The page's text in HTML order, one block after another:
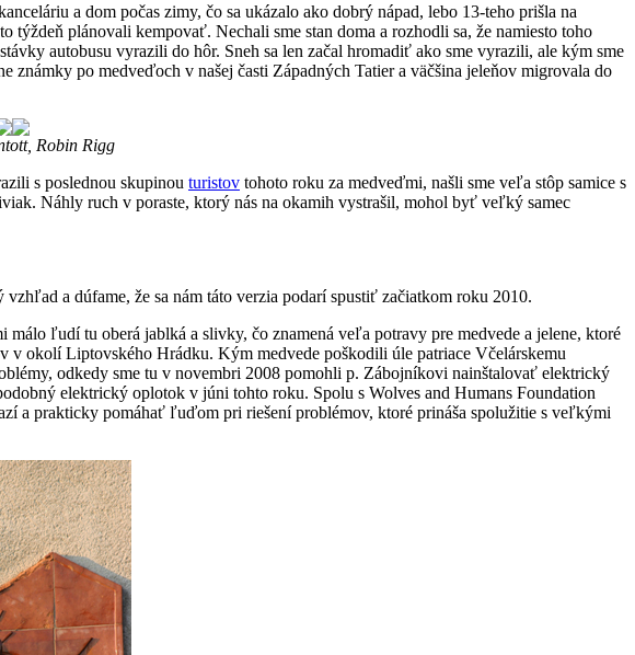
a dom počas zimy, čo sa ukázalo ako dobrý nápad, lebo 13-teho prišla na
plánovali kempovať. Nechali sme stan doma a rozhodli sa, že namiesto toho
autobusu vyrazili do hôr. Sneh sa len začal hromadiť ako sme vyrazili, ale kým sme
po medveďoch v našej časti Západných Tatier a väčšina jeleňov migrovala do
Robin Rigg
s poslednou skupinou turistov tohoto roku za medveďmi, našli sme veľa stôp samice s
Náhly ruch v poraste, ktorý nás na okamih vystrašil, mohol byť veľký samec
a dúfame, že sa nám táto verzia podarí spustiť začiatkom roku 2010.
ľudí tu oberá jablká a slivky, čo znamená veľa potravy pre medvede a jelene, ktoré
okolí Liptovského Hrádku. Kým medvede poškodili úle patriace Včelárskemu
odkedy sme tu v novembri 2008 pomohli p. Zábojníkovi nainštalovať elektrický
elektrický oplotok v júni tohto roku. Spolu s Wolves and Humans Foundation
a prakticky pomáhať ľuďom pri riešení problémov, ktoré prináša spolužitie s veľkými